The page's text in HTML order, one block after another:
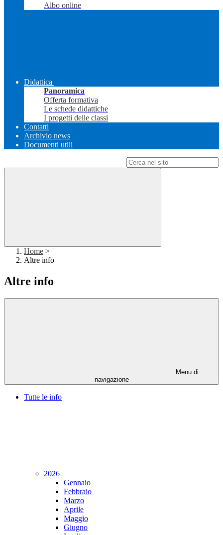
Albo online
Didattica
Panoramica
Offerta formativa
Le schede didattiche
I progetti delle classi
Contatti
Archivio news
Documenti utili
Home >
Altre info
Altre info
Menu di
navigazione
Tutte le info
2026
Gennaio
Febbraio
Marzo
Aprile
Maggio
Giugno